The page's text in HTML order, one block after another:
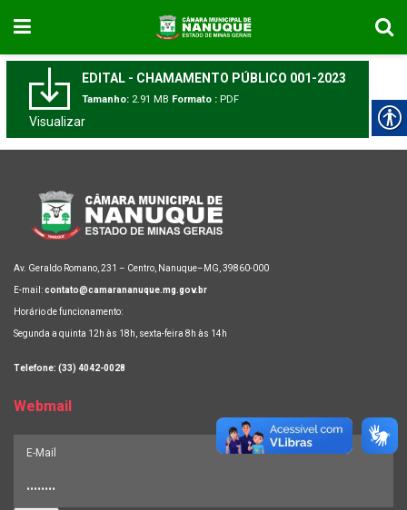
EDITAL - CHAMAMENTO PÚBLICO 001-2023
Tamanho: 2.91 MB Formato : PDF
Visualizar
Av. Geraldo Romano, 231 – Centro, Nanuque–MG, 39860-000
E-mail:contato@camarananuque.mg.gov.br
Horário de funcionamento:
Segunda a quinta 12h às 18h, sexta-feira 8h às 14h
Telefone: (33) 4042-0028
Webmail